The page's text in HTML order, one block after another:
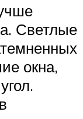
Светлые
окна,